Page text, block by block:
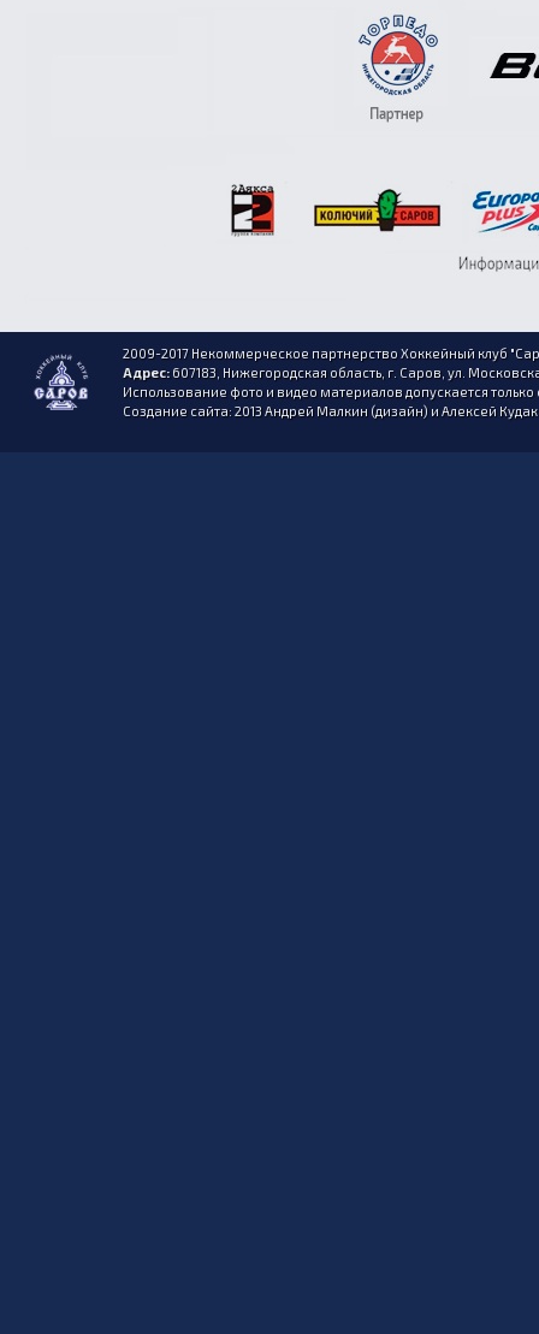
2009-2017 Некоммерческое партнерство Хоккейный клуб
Адрес:607183, Нижегородская область, г. Саров, ул.
Использование фото и видео материалов допускается
Создание сайта: 2013 Андрей Малкин (дизайн) и Алексей